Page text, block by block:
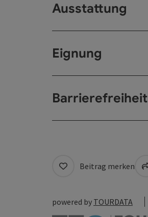
Ausstattung
Eignung
Barrierefreiheit
Beitrag merken
powered by TOURDATA